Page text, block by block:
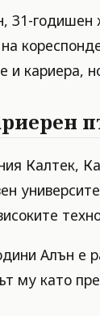
31-годишен
и кариера,
Калтек,
Алън е
му като